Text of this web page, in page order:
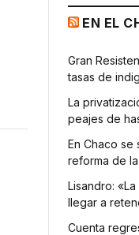
EN EL
Gran
tasas de
La
peajes de
En Chaco se
reforma de
Lisandro:
llegar a
Cuenta